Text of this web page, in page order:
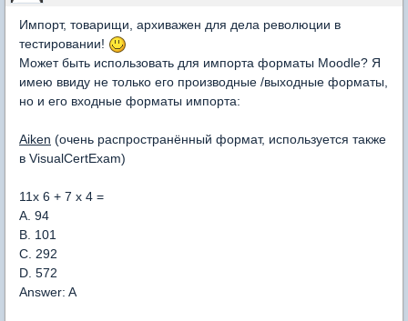
Импорт, товарищи, архиважен для дела революции в
тестировании!
Может быть использовать для импорта форматы Moodle? Я
имею ввиду не только его производные /выходные форматы,
но и его входные форматы импорта:
Aiken (очень распространённый формат, используется также
в VisualCertExam)
11x 6 + 7 x 4 =
A. 94
B. 101
C. 292
D. 572
Answer: A